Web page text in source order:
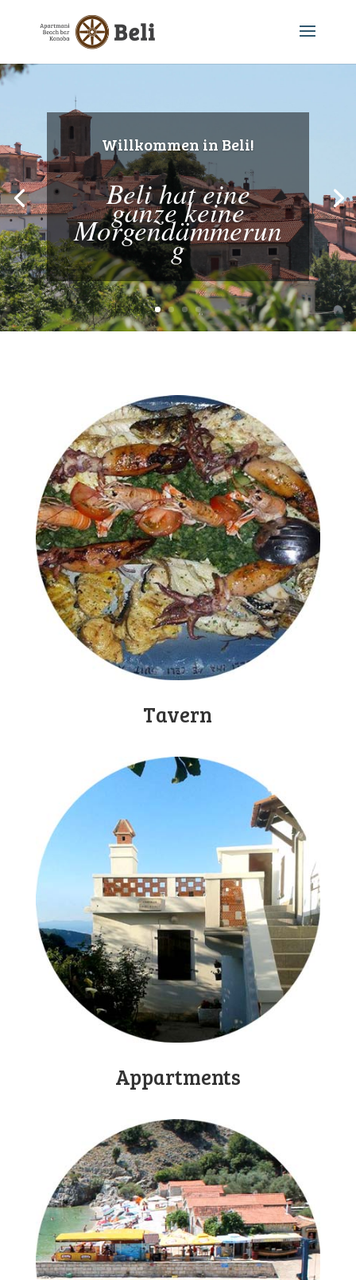
Willkommen in Beli!
Beli hat eine
ganze keine
Morgendämmerun
g
Tavern
Appartments